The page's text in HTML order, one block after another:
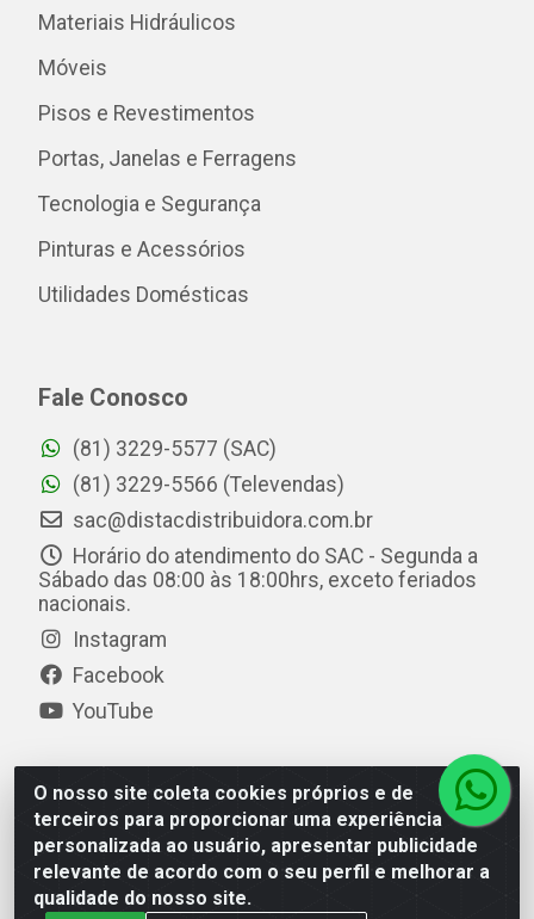
O nosso site coleta cookies próprios e de
terceiros para proporcionar uma experiência
personalizada ao usuário, apresentar publicidade
relevante de acordo com o seu perfil e melhorar a
qualidade do nosso site.
Materiais Hidráulicos
Móveis
Pisos e Revestimentos
Portas, Janelas e Ferragens
Tecnologia e Segurança
Pinturas e Acessórios
Utilidades Domésticas
Fale Conosco
(81) 3229-5577 (SAC)
(81) 3229-5566 (Televendas)
sac@distacdistribuidora.com.br
Horário do atendimento do SAC - Segunda a
Sábado das 08:00 às 18:00hrs, exceto feriados
nacionais.
Instagram
Facebook
YouTube
Distac Distribuidora - Av. Durval de Góes Monteiro, 7049
- Jardim Petrópolis - Maceió/AL - CEP 57061-000 - CNPJ
08.072.649/0001-20